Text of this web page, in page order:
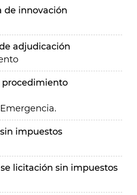
de innovación
adjudicación
procedimiento
impuestos
licitación sin impuestos